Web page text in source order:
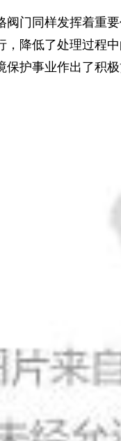
阀门同样发挥着重
，降低了处理过程
保护事业作出了积